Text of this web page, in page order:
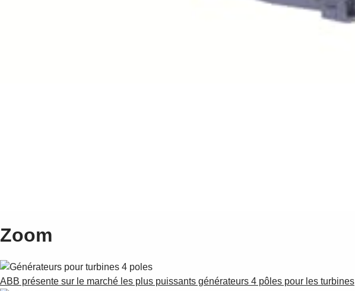
Zoom
ABB présente sur le marché les plus puissants générateurs 4 pôles pour les turbines